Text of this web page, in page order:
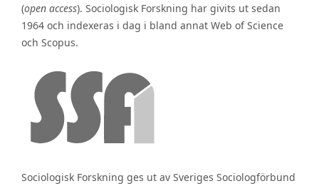
(open access). Sociologisk Forskning har givits ut sedan
1964 och indexeras i dag i bland annat Web of Science
och Scopus.
Sociologisk Forskning ges ut av Sveriges Sociologförbund